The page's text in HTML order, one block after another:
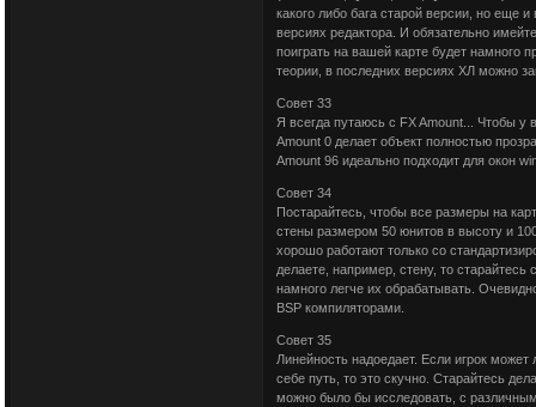
какого либо бага старой версии, но еще
версиях редактора. И обязательно
поиграть на вашей карте будет намного
теории, в последних версиях ХЛ можно
Совет 33
Я всегда путаюсь с FX Amount... Чтобы у
Amount 0 делает объект полностью
Amount 96 идеально подходит для окон
Совет 34
Постарайтесь, чтобы все размеры на
стены размером 50 юнитов в высоту и
хорошо работают только со
делаете, например, стену, то
намного легче их обрабатывать.
BSP компиляторами.
Совет 35
Линейность надоедает. Если игрок
себе путь, то это скучно. Старайтесь
можно было бы исследовать, с